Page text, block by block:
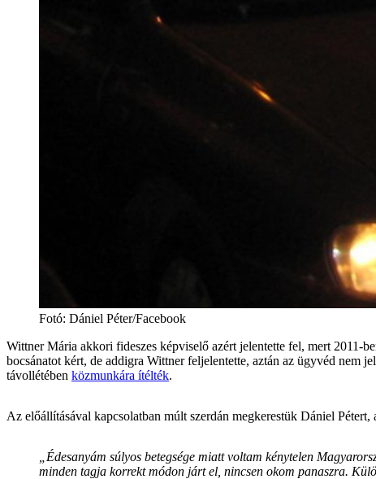
Fotó: Dániel Péter/Facebook
Wittner Mária akkori fideszes képviselő azért jelentette fel, mert 2011-
bocsánatot kért, de addigra Wittner feljelentette, aztán az ügyvéd nem
távollétében közmunkára ítélték.
Az előállításával kapcsolatban múlt szerdán megkerestük Dániel
„Édesanyám súlyos betegsége miatt voltam kénytelen
minden tagja korrekt módon járt el, nincsen okom panaszra.